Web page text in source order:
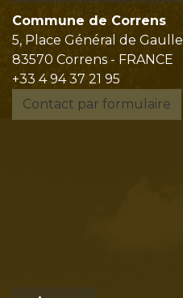
Commune de Correns
5, Place Général de Gaulle
83570 Correns - FRANCE
+33 4 94 37 21 95
Contact par formulaire